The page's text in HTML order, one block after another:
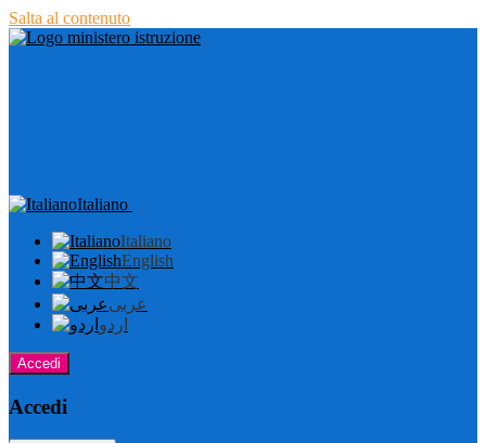
Salta al contenuto
Italiano
Italiano
English
中文
عربى
اردو
Accedi
Accedi